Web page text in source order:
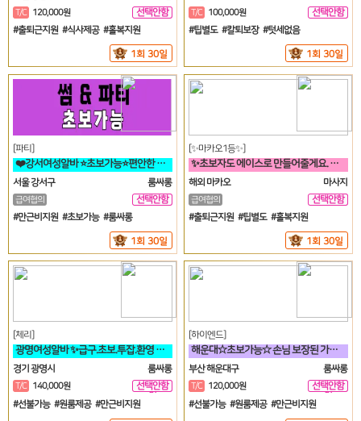
T/C 120,000원
선택안함
일
#출퇴근지원 #식사제공 #홀복지원
1회 30일
T/C 100,000원
선택안함
일
#팁별도 #칼퇴보장 #텃세없음
1회 30일
[파티]
❤️강서여성알바 ⭐초보가능⭐편안한 분위기에서 일하실분❤️
서울 강서구
룸싸롱
급여협의
선택안함
일
#만근비지원 #초보가능 #룸싸롱
1회 30일
[✨마카오1등✨]
✨초보자도 에이스로 만들어줄게요. 우리 가게 오면, 수입 부터 다릅니다✨
해외 마카오
마사지
급여협의
선택안함
일
#출퇴근지원 #팁별도 #홀복지원
1회 30일
[체리]
광명여성알바 ✨급구.초보.투잡.환영 면접비✨
경기 광명시
룸싸롱
T/C 140,000원
선택안함
일
#선불가능 #원룸제공 #만근비지원
[하이엔드]
해운대☆초보가능☆ 손님 보장된 가게에서 돈 버시는데만 집중하세요!!
부산 해운대구
룸싸롱
T/C 120,000원
선택안함
일
#선불가능 #원룸제공 #만근비지원